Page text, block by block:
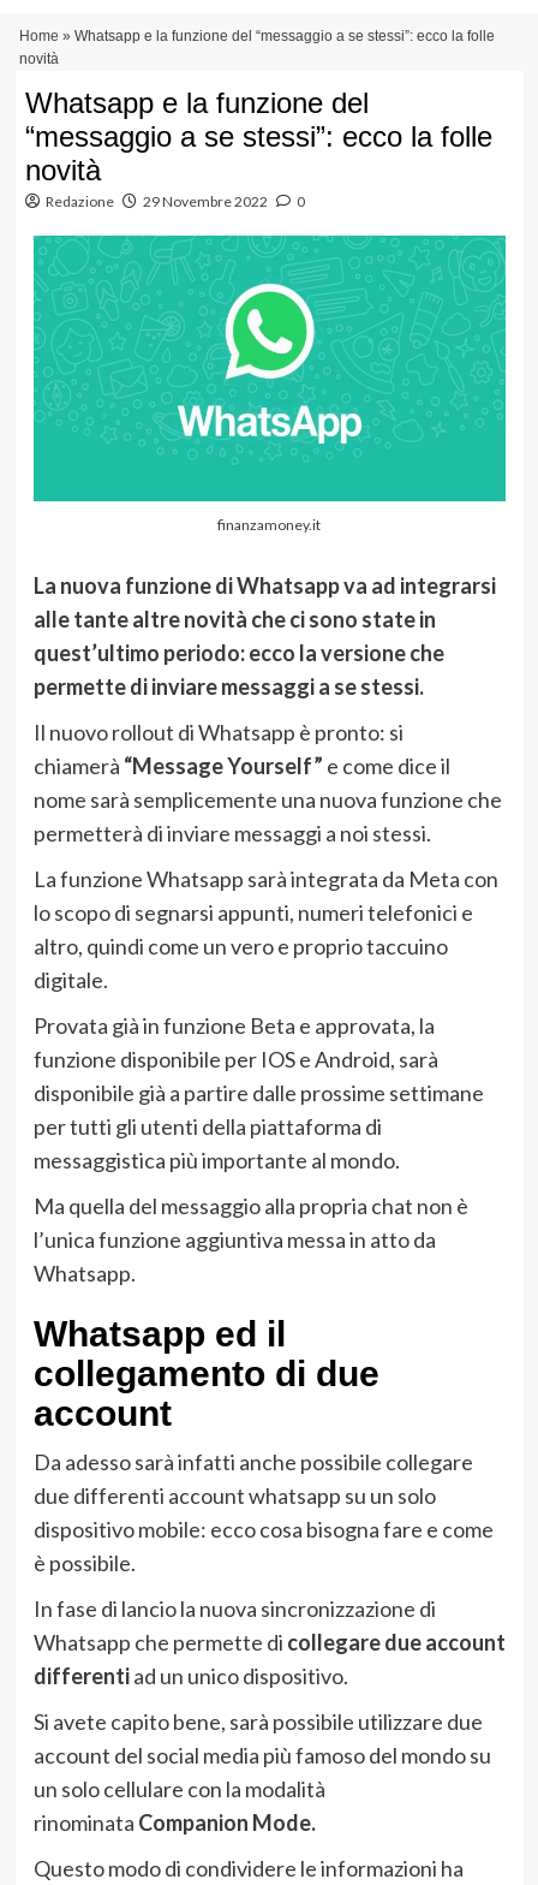
principale
Home » Whatsapp e la funzione del “messaggio a se stessi”: ecco la folle
novità
Whatsapp e la funzione del
“messaggio a se stessi”: ecco la folle
novità
Redazione 29 Novembre 2022 0
finanzamoney.it
La nuova funzione di Whatsapp va ad integrarsi
alle tante altre novità che ci sono state in
quest’ultimo periodo: ecco la versione che
permette di inviare messaggi a se stessi.
Il nuovo rollout di Whatsapp è pronto: si
chiamerà “Message Yourself” e come dice il
nome sarà semplicemente una nuova funzione che
permetterà di inviare messaggi a noi stessi.
La funzione Whatsapp sarà integrata da Meta con
lo scopo di segnarsi appunti, numeri telefonici e
altro, quindi come un vero e proprio taccuino
digitale.
Provata già in funzione Beta e approvata, la
funzione disponibile per IOS e Android, sarà
disponibile già a partire dalle prossime settimane
per tutti gli utenti della piattaforma di
messaggistica più importante al mondo.
Ma quella del messaggio alla propria chat non è
l’unica funzione aggiuntiva messa in atto da
Whatsapp.
Whatsapp ed il
collegamento di due
account
Da adesso sarà infatti anche possibile collegare
due differenti account whatsapp su un solo
dispositivo mobile: ecco cosa bisogna fare e come
è possibile.
In fase di lancio la nuova sincronizzazione di
Whatsapp che permette di collegare due account
differentiad un unico dispositivo.
Si avete capito bene, sarà possibile utilizzare due
account del social media più famoso del mondo su
un solo cellulare con la modalità
rinominata Companion Mode.
Questo modo di condividere le informazioni ha